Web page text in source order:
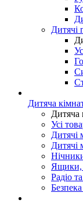
Дитячі
Дитяча
Дитяча
Усі
Дитячі
Дитячі
Ящики,
Радіо